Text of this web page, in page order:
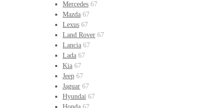
Mercedes 67
Mazda 67
Lexus 67
Land Rover 67
Lancia 67
Lada 67
Kia 67
Jeep 67
Jaguar 67
Hyundai 67